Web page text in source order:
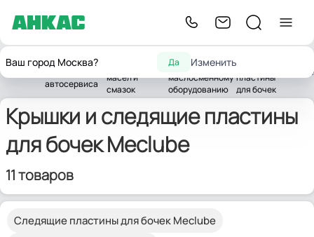
Ваш город Москва? Да Изменить
Главная
Оборудование
автосервиса
масел и
смазок
и запчасти к
маслосменному
оборудованию
следящие
пластины
для бочек
Meclube
Крышки и следящие пластины
для бочек Meclube
11 товаров
Следящие пластины для бочек Meclube